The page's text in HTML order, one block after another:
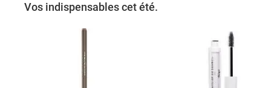
Vos indispensables cet été.